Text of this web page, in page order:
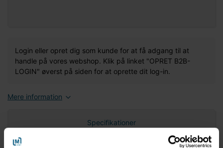
Login eller opret dig som kunde for at få adgang til at
handle på vores webshop. Klik på linket "OPRET B2B-
LOGIN" øverst på siden for at oprette dit log-in.
Mere information
Specifikationer